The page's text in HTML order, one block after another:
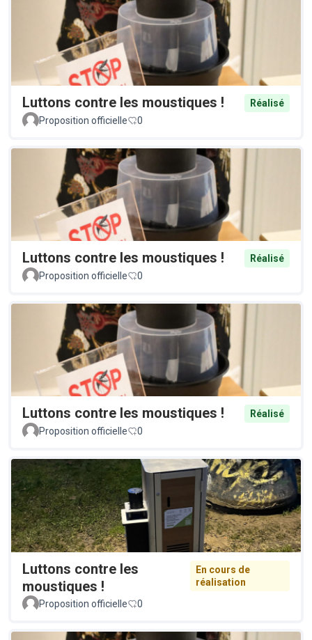
Luttons contre les moustiques !
Réalisé
Proposition officielle
0
Luttons contre les moustiques !
Réalisé
Proposition officielle
0
Luttons contre les moustiques !
Réalisé
Proposition officielle
0
Luttons contre les
moustiques !
En cours de
réalisation
Proposition officielle
0